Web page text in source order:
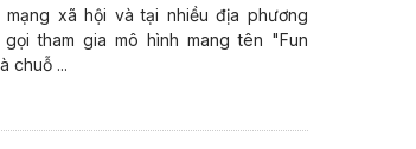
xã hội và tại nhiều địa phương
tham gia mô hình mang tên "Fun
chuỗ ...